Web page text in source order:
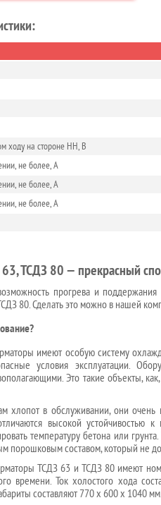
ходу на стороне НН, В
не более, А
не более, А
не более, А
ТСДЗ 80 — прекрасный
прогрева и
80. Сделать это можно в нашей
имеют особую систему
условия эксплуатации.
Это такие объекты,
хлопот в обслуживании, они
высокой устойчивостью
температуру бетона или
порошковым составом, который не
ТСДЗ 63 и ТСДЗ 80 имеют
времени. Ток холостого хода
составляют 770 х 600 х 1040 мм.